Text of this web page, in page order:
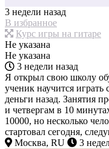
3 недели назад
В избранное
Курс игры на гитаре
Не указана
Не указана
3 недели назад
Я открыл свою школу
ученик научится
деньги назад. Занятия
и четвергам в 10
10000, но несколько
стартовал сегодня,
Москва, RU
3